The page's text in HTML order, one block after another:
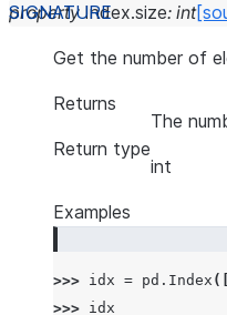
property Index.size: int
Get the number of
Returns
The
Return type
int
Examples
>>> idx = pd . Index ([
>>> idx